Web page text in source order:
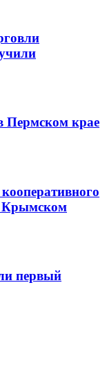
Пермском крае
Крымском
первый